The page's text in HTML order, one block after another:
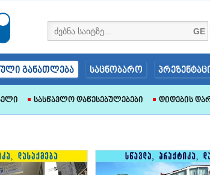
GE
განათლება საცნობარო
Სასწავლო Დაწესებულებები Დიდების